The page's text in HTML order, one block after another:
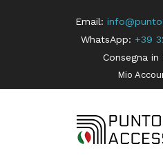
Email:
WhatsApp: +39
Consegna
Mio